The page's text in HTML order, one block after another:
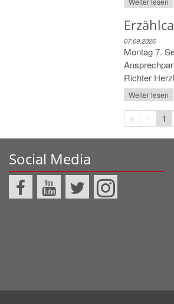
07.09.2026
Montag 7.
Richter
Weiter lesen
Erste
SeiteSeite
1
Social Media